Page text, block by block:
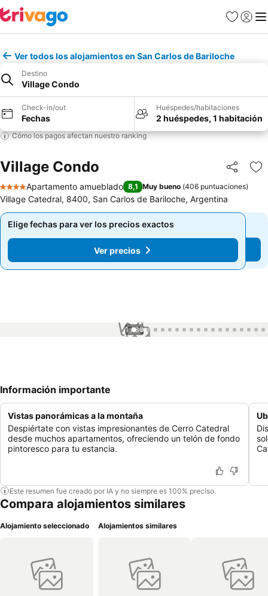
Favoritos
Iniciar
Ver todos los alojamientos en San Carlos de Bariloche
Destino
Village Condo
Check-in/out
Fechas
Huéspedes/habitaciones
2 huéspedes, 1 habitación
Cómo los pagos afectan nuestro ranking
Village Condo Compartir
4 Estrellas
Apartamento amueblado 8,1 Muy bueno (406 puntuaciones)
Village Catedral, 8400, San Carlos de Bariloche, Argentina
Elige fechas para ver los precios exactos
Ver precios
Elige fechas para ver los precios exactos
Ver precios
1 / 39
Información importante
Vistas panorámicas a la montaña
Despiértate con vistas impresionantes de Cerro Catedral
desde muchos apartamentos, ofreciendo un telón de fondo
pintoresco para tu estancia.
Este resumen fue creado por IA y no siempre es 100% preciso.
Compara alojamientos similares
Alojamiento seleccionado Alojamientos similares